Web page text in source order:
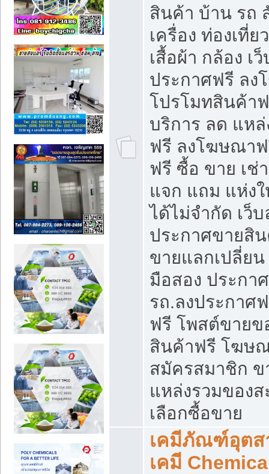
สินค้า บ้าน รถ
เครื่อง ท่องเที่ย
เสื้อผ้า กล้อง เ
ประกาศฟรี ล
โปรโมทสินค้า
บริการ ลด แห
ฟรี ลงโฆษณา
ฟรี ซื้อ ขาย เช่
แจก แถม แห่ง
ได้ไม่จำกัด เว็
ประกาศขายสิ
ขายแลกเปลี่ย
มือสอง ประกา
รถ.ลงประกาศ
ฟรี โพสต์ขาย
สินค้าฟรี โฆษ
สมัครสมาชิก ข
แหล่งรวมของ
เลือกซื้อขาย
เคมีภัณฑ์อุตส
เคมี